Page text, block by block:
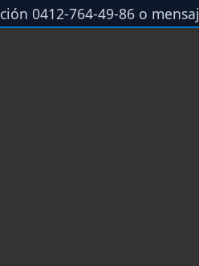
0412-764-49-86 o